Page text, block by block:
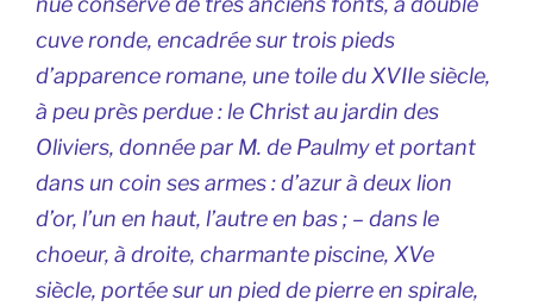
cuve ronde, encadrée sur trois pieds
d’apparence romane, une toile du XVIIe siècle,
à peu près perdue : le Christ au jardin des
Oliviers, donnée par M. de Paulmy et portant
dans un coin ses armes :d’azur à deux lion
d’or, l’un en haut, l’autre en bas; – dans le
choeur, à droite, charmante piscine, XVe
siècle, portée sur un pied de pierre en spirale,